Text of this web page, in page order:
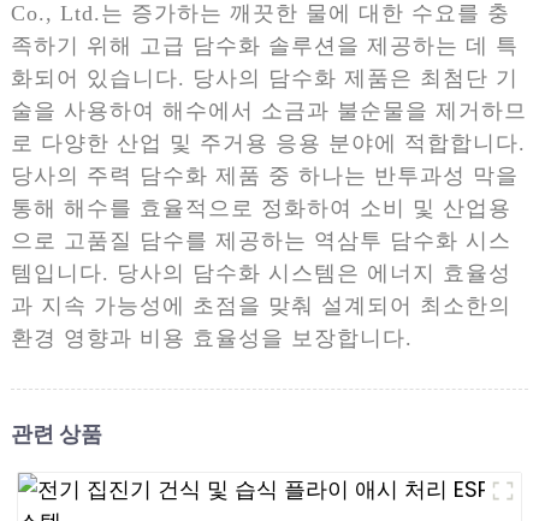
Co., Ltd.는 증가하는 깨끗한 물에 대한 수요를 충
족하기 위해 고급 담수화 솔루션을 제공하는 데 특
화되어 있습니다. 당사의 담수화 제품은 최첨단 기
술을 사용하여 해수에서 소금과 불순물을 제거하므
로 다양한 산업 및 주거용 응용 분야에 적합합니다.
당사의 주력 담수화 제품 중 하나는 반투과성 막을
통해 해수를 효율적으로 정화하여 소비 및 산업용
으로 고품질 담수를 제공하는 역삼투 담수화 시스
템입니다. 당사의 담수화 시스템은 에너지 효율성
과 지속 가능성에 초점을 맞춰 설계되어 최소한의
환경 영향과 비용 효율성을 보장합니다.
관련 상품